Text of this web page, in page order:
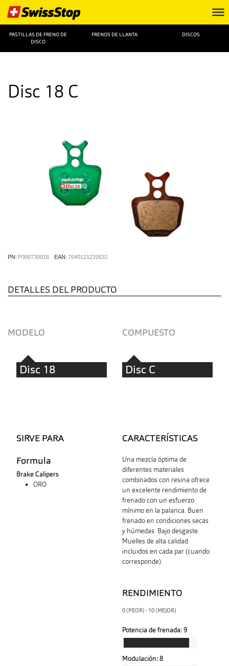
PASTILLAS DE FRENO DE
DISCO
FRENOS DE LLANTA DISCOS
Disc 18 C
PN: P000730018 EAN: 7640121220531
DETALLES DEL PRODUCTO
MODELO COMPUESTO
Disc 18 Disc C
SIRVE PARA
Formula
Brake Calipers
ORO
CARACTERÍSTICAS
Una mezcla óptima de
diferentes materiales
combinados con resina ofrece
un excelente rendimiento de
frenado con un esfuerzo
mínimo en la palanca. Buen
frenado en condiciones secas
y húmedas. Bajo desgaste.
Muelles de alta calidad
incluidos en cada par (cuando
corresponde).
RENDIMIENTO
0 (PEOR) - 10 (MEJOR)
Potencia de frenada:9
Modulación:8